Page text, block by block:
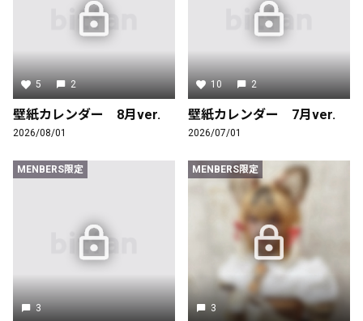
5 2
壁紙カレンダー 8月ver.
2026/08/01
10 2
壁紙カレンダー 7月ver.
2026/07/01
MENBERS限定
3
MENBERS限定
3